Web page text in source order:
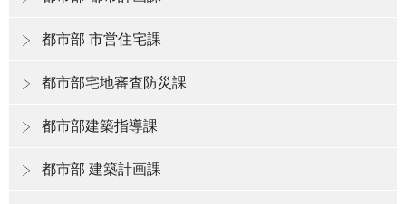
都市部 市営住宅課
都市部宅地審査防災課
都市部建築指導課
都市部 建築計画課